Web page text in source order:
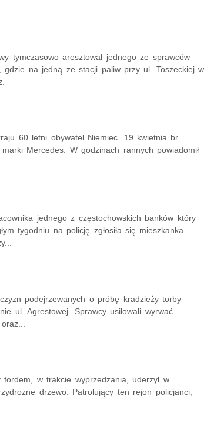
tymczasowo aresztował jednego ze sprawców
gdzie na jedną ze stacji paliw przy ul. Toszeckiej w
60 letni obywatel Niemiec. 19 kwietnia br.
Mercedes. W godzinach rannych powiadomił
jednego z częstochowskich banków który
tygodniu na policję zgłosiła się mieszkanka
podejrzewanych o próbę kradzieży torby
ul. Agrestowej. Sprawcy usiłowali wyrwać
w trakcie wyprzedzania, uderzył w
drzewo. Patrolujący ten rejon policjanci,